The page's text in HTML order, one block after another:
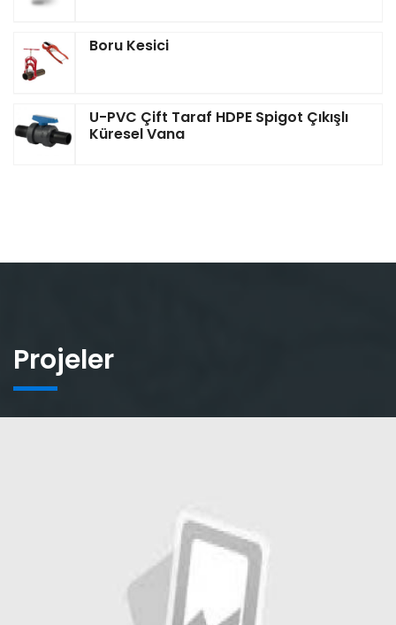
Boru Kesici
U-PVC Çift Taraf HDPE Spigot Çıkışlı
Küresel Vana
Projeler